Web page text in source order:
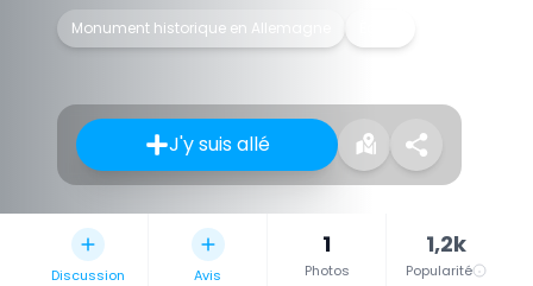
Monument historique en Allemagne
J'y suis allé
Discussion Avis
1
Photos
1,2k
Popularité